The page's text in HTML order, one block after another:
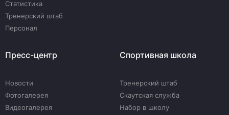
Статистика
Тренерский штаб
Персонал
Пресс-центр
Новости
Фотогалерея
Видеогалерея
Спортивная школа
Тренерский штаб
Скаутская служба
Набор в школу